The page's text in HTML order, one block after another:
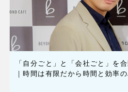
「自分ごと」と「会社ごと」を
｜時間は有限だから時間と効率